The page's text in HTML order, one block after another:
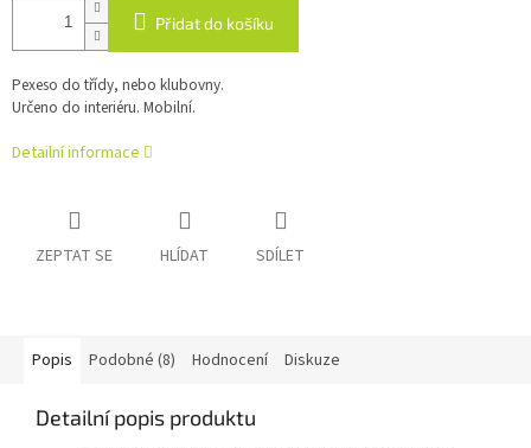
Přidat do košíku
Pexeso do třídy, nebo klubovny.
Určeno do interiéru. Mobilní.
Detailní informace
ZEPTAT SE HLÍDAT SDÍLET
Popis Podobné (8) Hodnocení Diskuze
Detailní popis produktu